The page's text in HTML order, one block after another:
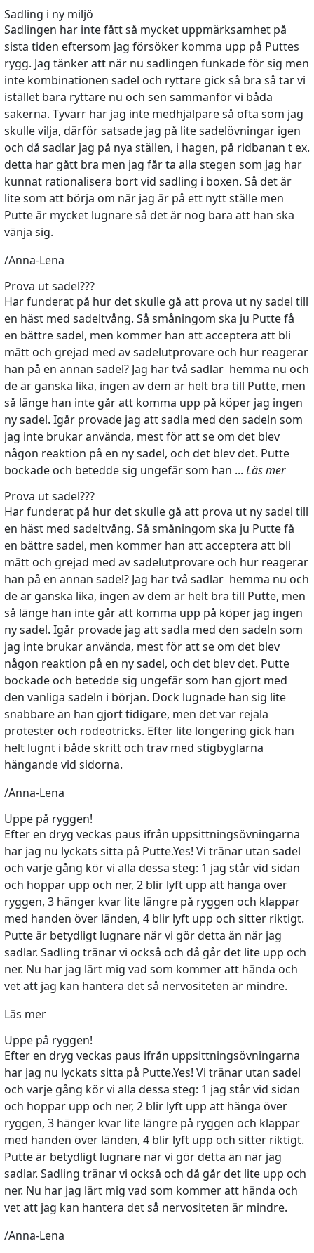
Sadling i ny miljö
Sadlingen har inte fått så mycket uppmärksamhet på
sista tiden eftersom jag försöker komma upp på Puttes
rygg. Jag tänker att när nu sadlingen funkade för sig men
inte kombinationen sadel och ryttare gick så bra så tar vi
istället bara ryttare nu och sen sammanför vi båda
sakerna. Tyvärr har jag inte medhjälpare så ofta som jag
skulle vilja, därför satsade jag på lite sadelövningar igen
och då sadlar jag på nya ställen, i hagen, på ridbanan t ex.
detta har gått bra men jag får ta alla stegen som jag har
kunnat rationalisera bort vid sadling i boxen. Så det är
lite som att börja om när jag är på ett nytt ställe men
Putte är mycket lugnare så det är nog bara att han ska
vänja sig.
/Anna-Lena
Prova ut sadel???
Har funderat på hur det skulle gå att prova ut ny sadel till
en häst med sadeltvång. Så småningom ska ju Putte få
en bättre sadel, men kommer han att acceptera att bli
mätt och grejad med av sadelutprovare och hur reagerar
han på en annan sadel? Jag har två sadlar hemma nu och
de är ganska lika, ingen av dem är helt bra till Putte, men
så länge han inte går att komma upp på köper jag ingen
ny sadel. Igår provade jag att sadla med den sadeln som
jag inte brukar använda, mest för att se om det blev
någon reaktion på en ny sadel, och det blev det. Putte
bockade och betedde sig ungefär som han ... Läs mer
Prova ut sadel???
Har funderat på hur det skulle gå att prova ut ny sadel till
en häst med sadeltvång. Så småningom ska ju Putte få
en bättre sadel, men kommer han att acceptera att bli
mätt och grejad med av sadelutprovare och hur reagerar
han på en annan sadel? Jag har två sadlar hemma nu och
de är ganska lika, ingen av dem är helt bra till Putte, men
så länge han inte går att komma upp på köper jag ingen
ny sadel. Igår provade jag att sadla med den sadeln som
jag inte brukar använda, mest för att se om det blev
någon reaktion på en ny sadel, och det blev det. Putte
bockade och betedde sig ungefär som han gjort med
den vanliga sadeln i början. Dock lugnade han sig lite
snabbare än han gjort tidigare, men det var rejäla
protester och rodeotricks. Efter lite longering gick han
helt lugnt i både skritt och trav med stigbyglarna
hängande vid sidorna.
/Anna-Lena
Uppe på ryggen!
Efter en dryg veckas paus ifrån uppsittningsövningarna
har jag nu lyckats sitta på Putte.Yes! Vi tränar utan sadel
och varje gång kör vi alla dessa steg: 1 jag står vid sidan
och hoppar upp och ner, 2 blir lyft upp att hänga över
ryggen, 3 hänger kvar lite längre på ryggen och klappar
med handen över länden, 4 blir lyft upp och sitter riktigt.
Putte är betydligt lugnare när vi gör detta än när jag
sadlar. Sadling tränar vi också och då går det lite upp och
ner. Nu har jag lärt mig vad som kommer att hända och
vet att jag kan hantera det så nervositeten är mindre.
Läs mer
Uppe på ryggen!
Efter en dryg veckas paus ifrån uppsittningsövningarna
har jag nu lyckats sitta på Putte.Yes! Vi tränar utan sadel
och varje gång kör vi alla dessa steg: 1 jag står vid sidan
och hoppar upp och ner, 2 blir lyft upp att hänga över
ryggen, 3 hänger kvar lite längre på ryggen och klappar
med handen över länden, 4 blir lyft upp och sitter riktigt.
Putte är betydligt lugnare när vi gör detta än när jag
sadlar. Sadling tränar vi också och då går det lite upp och
ner. Nu har jag lärt mig vad som kommer att hända och
vet att jag kan hantera det så nervositeten är mindre.
/Anna-Lena